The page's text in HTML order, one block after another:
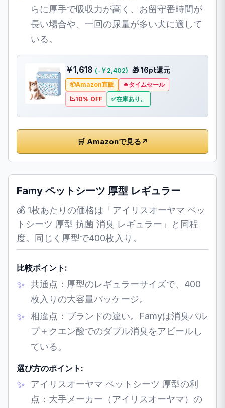
らに厚手で吸収力が高く、お留守番時間が
長い場合や、一回の尿量が多い犬に適して
いる。
￥1,618 (-￥2,402) 🎁 16pt還元
Amazon直販
タイムセール
10% OFF
在庫あり。
🛒 Amazonで見る ↗
Famy ペットシーツ 厚型 レギュラー
💰 1枚あたりの価格は「アイリスオーヤマ ペッ
トシーツ 厚型 抗菌 消臭 レギュラー」と同程
度。同じく厚型で400枚入り。
比較ポイント:
共通点：厚型のレギュラーサイズで、400
枚入りの大容量パッケージ。
相違点：ブランドの違い。Famyは消臭パル
プ＋クエン酸でのダブル消臭をアピールし
ている。
選び方のポイント:
アイリスオーヤマ ペットシーツ 厚型の利
点：大手メーカー（アイリスオーヤマ）の